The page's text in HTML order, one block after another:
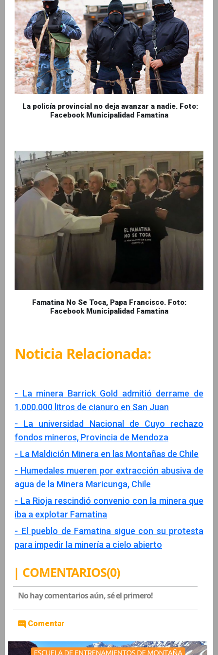
La policía provincial no deja avanzar a nadie. Foto:
Facebook Municipalidad Famatina
Famatina No Se Toca, Papa Francisco. Foto:
Facebook Municipalidad Famatina
Noticia Relacionada:
- La minera Barrick Gold admitió derrame de
1.000.000 litros de cianuro en San Juan
- La universidad Nacional de Cuyo rechazo
fondos mineros, Provincia de Mendoza
- La Maldición Minera en las Montañas de Chile
- Humedales mueren por extracción abusiva de
agua de la Minera Maricunga, Chile
- La Rioja rescindió convenio con la minera que
iba a explotar Famatina
- El pueblo de Famatina sigue con su protesta
para impedir la minería a cielo abierto
| COMENTARIOS(0)
No hay comentarios aún, sé el primero!
Comentar